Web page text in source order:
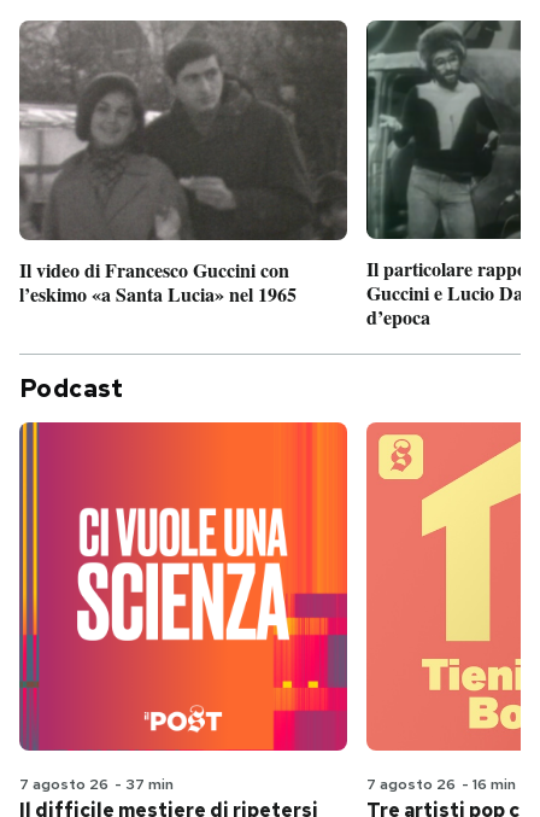
Il video di Francesco Guccini con
l’eskimo «a Santa Lucia» nel 1965
Il particolare
Guccini e Lucio
d’epoca
Podcast
7 agosto 26 - 37 min
Il difficile mestiere di ripetersi
7 agosto 26 - 16 min
Tre artisti pop